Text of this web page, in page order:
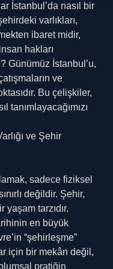
İstanbul’da nasıl bir
varlıkları,
ibaret midir,
hakları
Günümüz İstanbul’u,
ve
Bu çelişkiler,
tanımlayacağımızı
ve Şehir
sadece fiziksel
değildir. Şehir,
tarzıdır.
en büyük
“şehirleşme”
için bir mekân değil,
pratiğin